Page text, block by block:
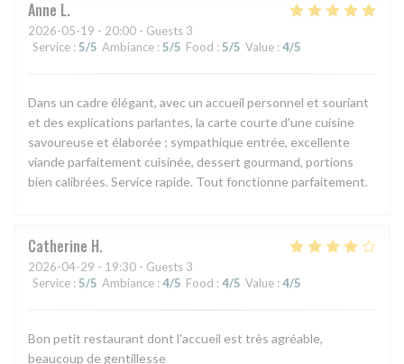
Anne L
2026-05-19 - 20:00 - Guests 3
Service : 5/5 Ambiance : 5/5 Food : 5/5 Value : 4/5
Dans un cadre élégant, avec un accueil personnel et souriant
et des explications parlantes, la carte courte d'une cuisine
savoureuse et élaborée ; sympathique entrée, excellente
viande parfaitement cuisinée, dessert gourmand, portions
bien calibrées. Service rapide. Tout fonctionne parfaitement.
Catherine H
2026-04-29 - 19:30 - Guests 3
Service : 5/5 Ambiance : 4/5 Food : 4/5 Value : 4/5
Bon petit restaurant dont l'accueil est très agréable,
beaucoup de gentillesse